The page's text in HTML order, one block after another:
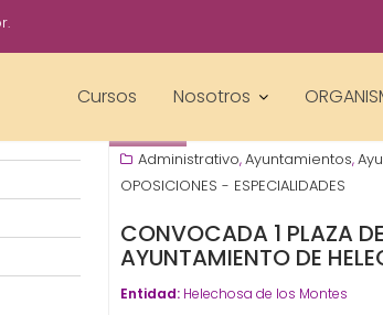
Cursos Nosotros
15 Gestor
Administrativo,Ayuntamientos,
OPOSICIONES - ESPECIALIDADES
CONVOCADA 1 PLAZA
AYUNTAMIENTO DE
Entidad: Helechosa de los Montes